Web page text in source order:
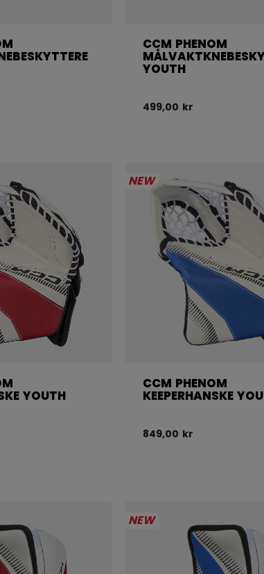
CCM PHENOM
YOUTH
499,00 kr
YOUTH
NEW
CCM PHENOM
KEEPERHANSKE
849,00 kr
NEW